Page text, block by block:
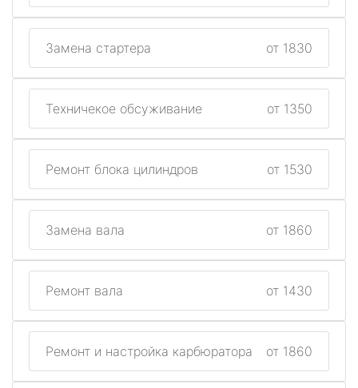
Замена стартера от 1830
Техничекое обсуживание от 1350
Ремонт блока цилиндров от 1530
Замена вала от 1860
Ремонт вала от 1430
Ремонт и настройка карбюратора от 1860